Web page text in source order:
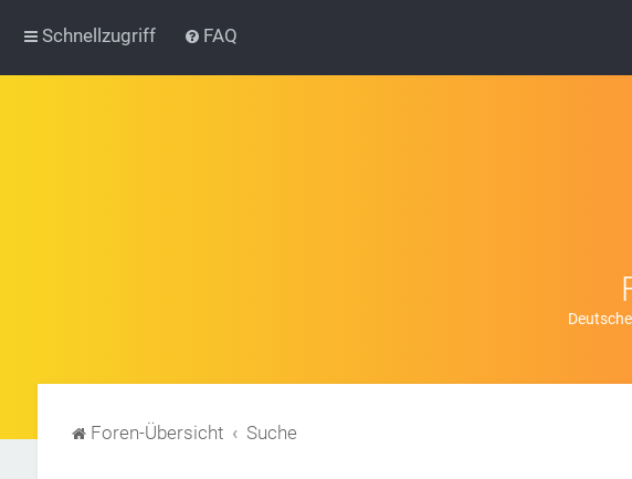
Schnellzugriff FAQ
Foren-Übersicht Suche